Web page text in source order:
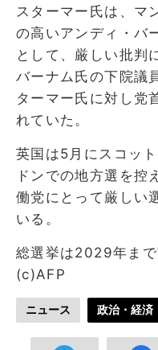
スターマー氏は、マ
の高いアンディ・バ
として、厳しい批判
バーナム氏の下院議
ターマー氏に対し党
れていた。
英国は5月にスコッ
ドンでの地方選を控
働党にとって厳しい
いる。
総選挙は2029年まで
(c)AFP
ニュース 政治・経済